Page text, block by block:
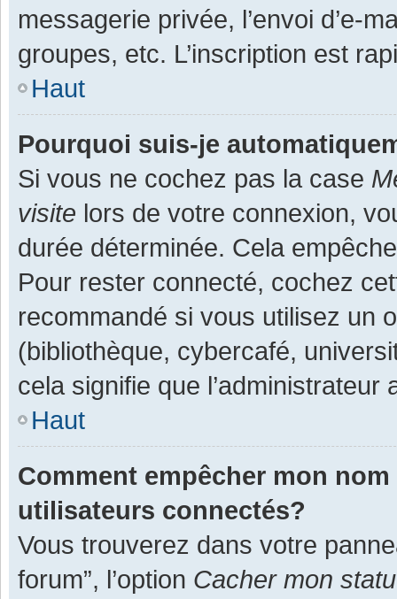
messagerie privée, l’envoi d’e-
groupes, etc. L’inscription est
Haut
Pourquoi suis-je
Si vous ne cochez pas la case
visite lors de votre connexion,
durée déterminée. Cela
Pour rester connecté, cochez
recommandé si vous utilisez un
(bibliothèque, cybercafé,
cela signifie que
Haut
Comment empêcher mon
utilisateurs connectés?
Vous trouverez dans votre
forum”, l’option Cacher mon